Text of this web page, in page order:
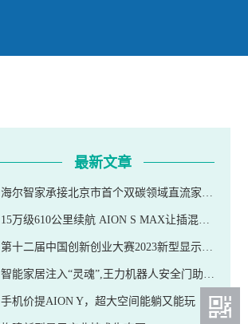
最新文章
海尔智家承接北京市首个双碳领域直流家电项目
15万级610公里续航 AION S MAX让插混显得多余
第十二届中国创新创业大赛2023新型显示专业赛决赛系列活动在佛山举办
智能家居注入“灵魂”,王力机器人安全门助推产业迈向新台阶
手机价提AION Y，超大空间能躺又能玩